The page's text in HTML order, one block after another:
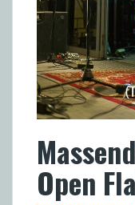
Open